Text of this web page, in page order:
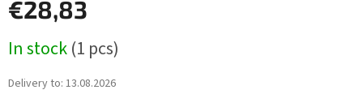
€28,83
price:
In stock(1 pcs)
Delivery to: 13.08.2026